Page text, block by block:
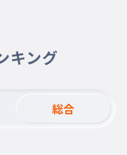
キング
総合